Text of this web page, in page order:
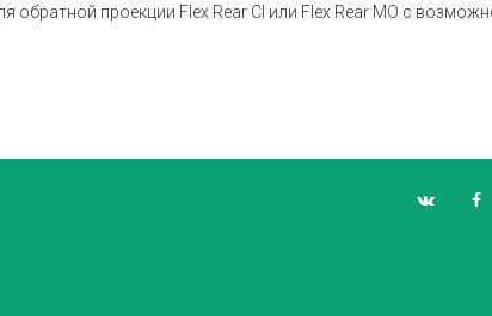
обратной проекции Flex Rear CI или Flex Rear MO с